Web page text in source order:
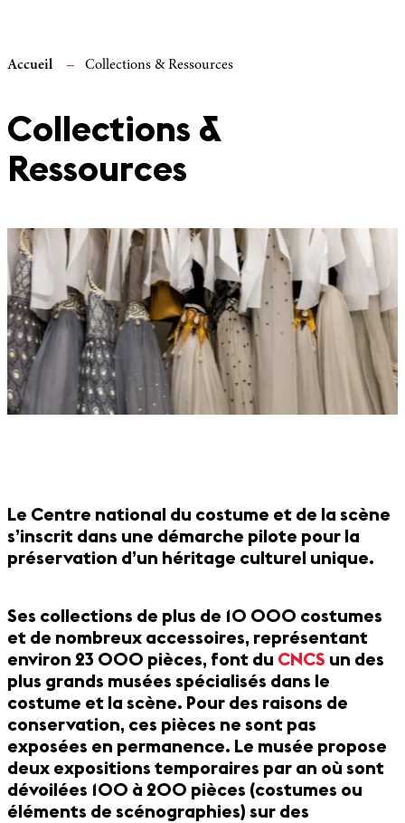
Accueil Collections & Ressources
Collections &
Ressources
Le Centre national du costume et de la scène
s’inscrit dans une démarche pilote pour la
préservation d’un héritage culturel unique.
Ses collections de plus de 10 000 costumes
et de nombreux accessoires, représentant
environ 23 000 pièces, font du CNCS un des
plus grands musées spécialisés dans le
costume et la scène. Pour des raisons de
conservation, ces pièces ne sont pas
exposées en permanence. Le musée propose
deux expositions temporaires par an où sont
dévoilées 100 à 200 pièces (costumes ou
éléments de scénographies) sur des